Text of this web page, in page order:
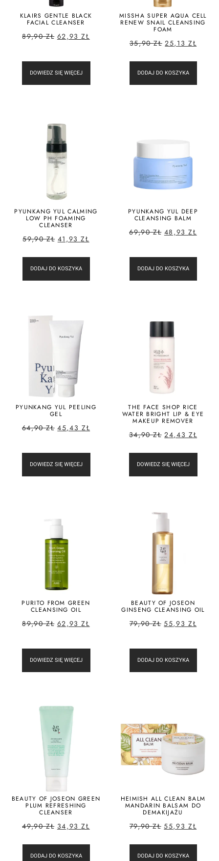
KLAIRS GENTLE BLACK
FACIAL CLEANSER
89,90ZŁ 62,93ZŁ
DOWIEDZ SIĘ WIĘCEJ
MISSHA SUPER AQUA CELL
RENEW SNAIL CLEANSING
FOAM
35,90ZŁ 25,13 ZŁ
DODAJ DO KOSZYKA
PYUNKANG YUL CALMING
LOW PH FOAMING
CLEANSER
59,90ZŁ 41,93ZŁ
DODAJ DO KOSZYKA
PYUNKANG YUL DEEP
CLEANSING BALM
69,90ZŁ 48,93ZŁ
DODAJ DO KOSZYKA
PYUNKANG YUL PEELING
GEL
64,90ZŁ 45,43 ZŁ
DOWIEDZ SIĘ WIĘCEJ
THE FACE SHOP RICE
WATER BRIGHT LIP & EYE
MAKEUP REMOVER
34,90ZŁ 24,43 ZŁ
DOWIEDZ SIĘ WIĘCEJ
PURITO FROM GREEN
CLEANSING OIL
89,90ZŁ 62,93ZŁ
DOWIEDZ SIĘ WIĘCEJ
BEAUTY OF JOSEON
GINSENG CLEANSING OIL
79,90ZŁ 55,93 ZŁ
DODAJ DO KOSZYKA
BEAUTY OF JOSEON GREEN
PLUM REFRESHING
CLEANSER
49,90ZŁ 34,93ZŁ
DODAJ DO KOSZYKA
HEIMISH ALL CLEAN BALM
MANDARIN BALSAM DO
DEMAKIJAŻU
79,90ZŁ 55,93 ZŁ
DODAJ DO KOSZYKA